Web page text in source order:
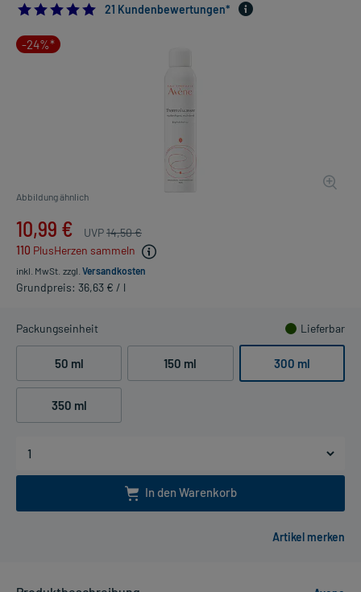
5.0
21 Kundenbewertungen*
-24%*
Abbildung ähnlich
10,99 € UVP14,50 €
110 PlusHerzen sammeln
inkl. MwSt. zzgl. Versandkosten
Grundpreis: 36,63 € / l
Packungseinheit Lieferbar
50 ml 150 ml 300 ml
350 ml
In den Warenkorb